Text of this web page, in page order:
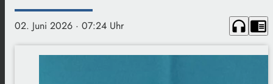
02. Juni 2026 · 07:24 Uhr headphones chrome_reader_mode